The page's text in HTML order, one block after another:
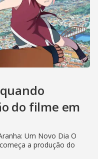
do filme em
Um Novo Dia O
a produção do